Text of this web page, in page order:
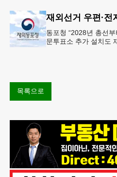
동포청 “2028년 총선
문투표소 추가 설치도
목록으로